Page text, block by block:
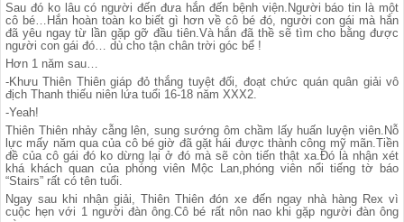
Sau đó ko lâu có người đến đưa hắn đến bệnh viện.Người báo tin là một
cô bé…Hắn hoàn toàn ko biết gì hơn về cô bé đó, người con gái mà hắn
đã yêu ngay từ lần gặp gỡ đầu tiên.Và hắn đã thề sẽ tìm cho bằng được
người con gái đó… dù cho tận chân trời góc bể !
Hơn 1 năm sau…
-Khưu Thiên Thiên giáp đỏ thắng tuyệt đối, đoạt chức quán quân giải vô
địch Thanh thiếu niên lứa tuổi 16-18 năm XXX2.
-Yeah!
Thiên Thiên nhảy cẫng lên, sung sướng ôm chầm lấy huấn luyện viên.Nỗ
lực mấy năm qua của cô bé giờ đã gặt hái được thành công mỹ mãn.Tiền
đề của cô gái đó ko dừng lại ở đó mà sẽ còn tiến thật xa.Đó là nhận xét
khá khách quan của phóng viên Mộc Lan,phóng viên nổi tiếng tờ báo
“Stairs” rất có tên tuổi.
Ngay sau khi nhận giải, Thiên Thiên đón xe đến ngay nhà hàng Rex vì
cuộc hẹn với 1 người đàn ông.Cô bé rất nôn nao khi gặp người đàn ông